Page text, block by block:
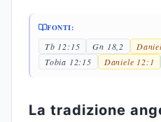
FONTI:
Tb 12:15 Gn 18,2
Tobia 12:15
Daniele 12:1
La tradizione